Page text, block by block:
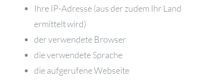
Ihre IP-Adresse (aus der zudem Ihr Land
ermittelt wird)
der verwendete Browser
die verwendete Sprache
die aufgerufene Webseite